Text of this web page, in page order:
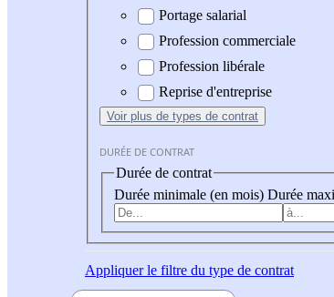
Portage salarial
Profession commerciale
Profession libérale
Reprise d'entreprise
Voir plus de types de contrat
DURÉE DE CONTRAT
Durée de contrat
Durée minimale (en mois) Durée
Appliquerle filtre du type de contrat